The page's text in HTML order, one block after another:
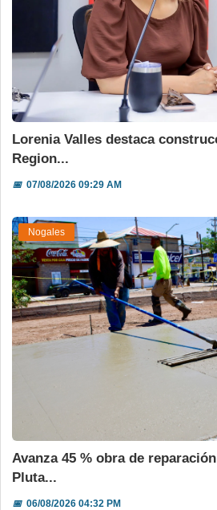
Lorenia Valles destaca
Region...
📅07/08/2026 09:29 AM
Nogales
Avanza 45 % obra de
Pluta...
📅06/08/2026 04:32 PM